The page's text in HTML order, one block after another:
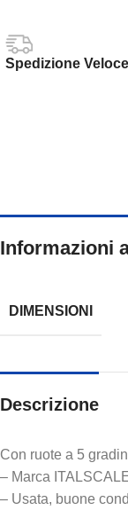
Spedizione Veloce
Informazioni
DIMENSIONI
Descrizione
Con ruote a 5
– Marca
– Usata, buone